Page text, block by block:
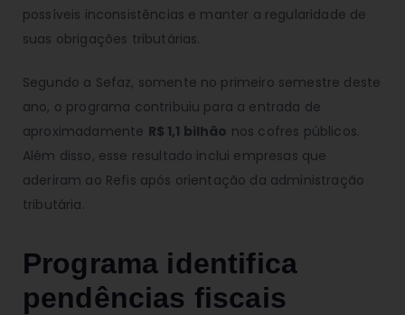
possíveis inconsistências e manter a regularidade de
suas obrigações tributárias.
Segundo a Sefaz, somente no primeiro semestre deste
ano, o programa contribuiu para a entrada de
aproximadamente R$ 1,1 bilhão nos cofres públicos.
Além disso, esse resultado inclui empresas que
aderiram ao Refis após orientação da administração
tributária.
Programa identifica
pendências fiscais